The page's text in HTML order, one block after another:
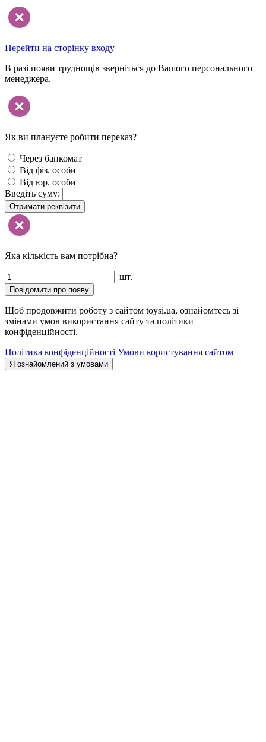
Перейти на сторінку входу
В разі появи труднощів зверніться до Вашого персонального
менеджера.
Як ви плануєте робити переказ?
Через банкомат
Від фіз. особи
Від юр. особи
Введіть суму:
Отримати реквізити
Яка кількість вам потрібна?
шт.
Повідомити про появу
Щоб продовжити роботу з сайтом toysi.ua, ознайомтесь зі
змінами умов використання сайту та політики
конфіденційності.
Політика конфіденційності Умови користування сайтом
Я ознайомлений з умовами